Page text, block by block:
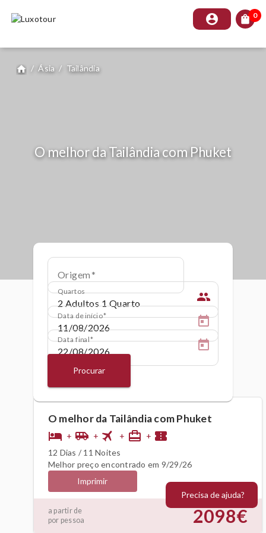
account_circle shopping_bag 0
home / Ásia / Tailândia
O melhor da Tailândia com Phuket
Origem
Quartos people
Data de início
Data final
Procurar
O melhor da Tailândia com Phuket
hotel + airport_shuttle + flight + card_travel + confirmation_number
12 Dias / 11 Noites
Melhor preço encontrado em 9/29/26
Imprimir
a partir de
por pessoa
2098€
Precisa de ajuda?